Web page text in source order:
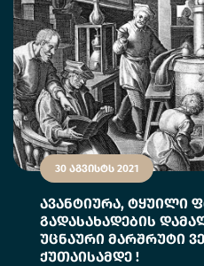
30 აგვისტს 2021
ავანტიურა, ტყუილი
გადასახადების
უცნაური მარშრუტი
ქუთაისამდე !